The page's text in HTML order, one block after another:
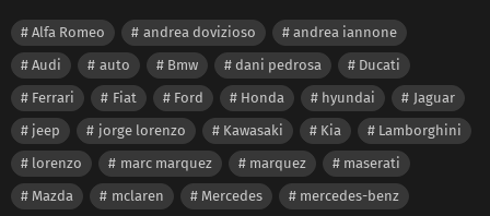
Alfa Romeo andrea dovizioso
andrea iannone
Audi
auto Bmw dani pedrosa
Ducati
Ferrari
Fiat Ford Honda hyundai
Jaguar
jeep
jorge lorenzo Kawasaki Kia
Lamborghini
lorenzo
marc marquez marquez
maserati
Mazda
mclaren Mercedes
mercedes-benz